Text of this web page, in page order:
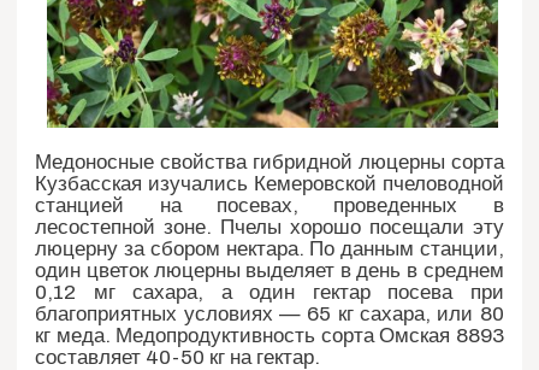
Медоносные свойства гибридной люцерны сорта
Кузбасская изучались Кемеровской пчеловодной
станцией на посевах, проведенных в
лесостепной зоне. Пчелы хорошо посещали эту
люцерну за сбором нектара. По данным станции,
один цветок люцерны выделяет в день в среднем
0,12 мг сахара, а один гектар посева при
благоприятных условиях — 65 кг сахара, или 80
кг меда. Медопродуктивность сорта Омская 8893
составляет 40-50 кг на гектар.